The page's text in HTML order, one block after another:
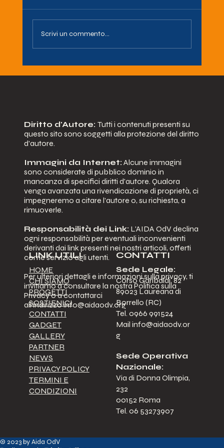
Scrivi un commento...
Sede Legale:
Corso Garibaldi, 82
89023 Laureana di
Borrello (RC)
Tel. 0966 991524
Mail info@aidaodv.or
g
Sede Operativa
Nazionale:
Via di Donna Olimpia,
232
00152 Roma
Tel. 06 53273907
CONTATTI
Diritto d'Autore:Tutti i contenuti presenti su
questo sito sono soggetti alla protezione del diritto
d'autore.
Immagini da Internet: Alcune immagini
sono considerate di pubblico dominio in
mancanza di specifici diritti d'autore. Qualora
venga avanzata una rivendicazione di proprietà, ci
impegneremo a citare l'autore o, su richiesta, a
rimuoverle.
Responsabilità dei Link: L'AIDA OdV declina
ogni responsabilità per eventuali inconvenienti
derivanti dai link presenti nei nostri articoli, offerti
come servizio agli utenti.
Per ulteriori dettagli e informazioni sulla privacy, ti
invitiamo a consultare la nostra Politica sulla
Privacy o a contattarci
all'indirizzoinfo@aidaodv.org
HOME
CHI SIAMO
PROGETTI
SOSTIENICI
CONTATTI
GADGET
GALLERY
PARTNER
NEWS
PRIVACY POLICY
TERMINI E
CONDIZIONI
LINK UTILI
© 2023 by Aida OdV